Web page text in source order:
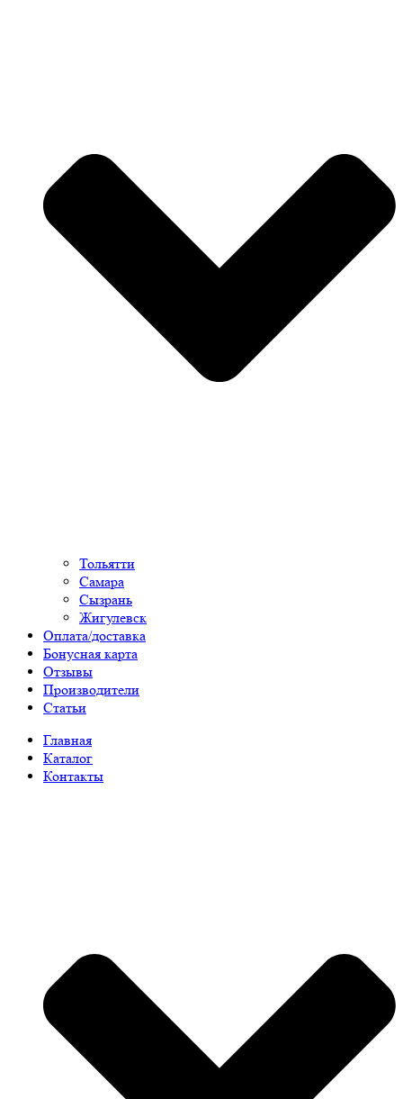
Тольятти
Самара
Сызрань
Жигулевск
Оплата/доставка
Бонусная карта
Отзывы
Производители
Статьи
Главная
Каталог
Контакты